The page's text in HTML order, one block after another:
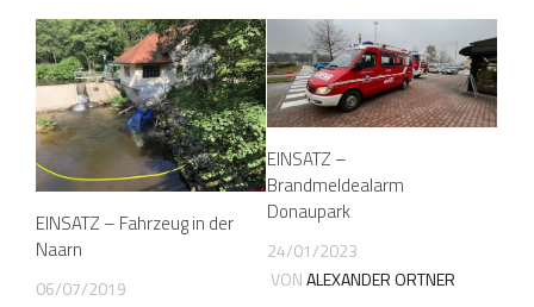
EINSATZ – Fahrzeug in der
Naarn
06/07/2019
EINSATZ –
Brandmeldealarm
Donaupark
24/01/2023
VONALEXANDER ORTNER